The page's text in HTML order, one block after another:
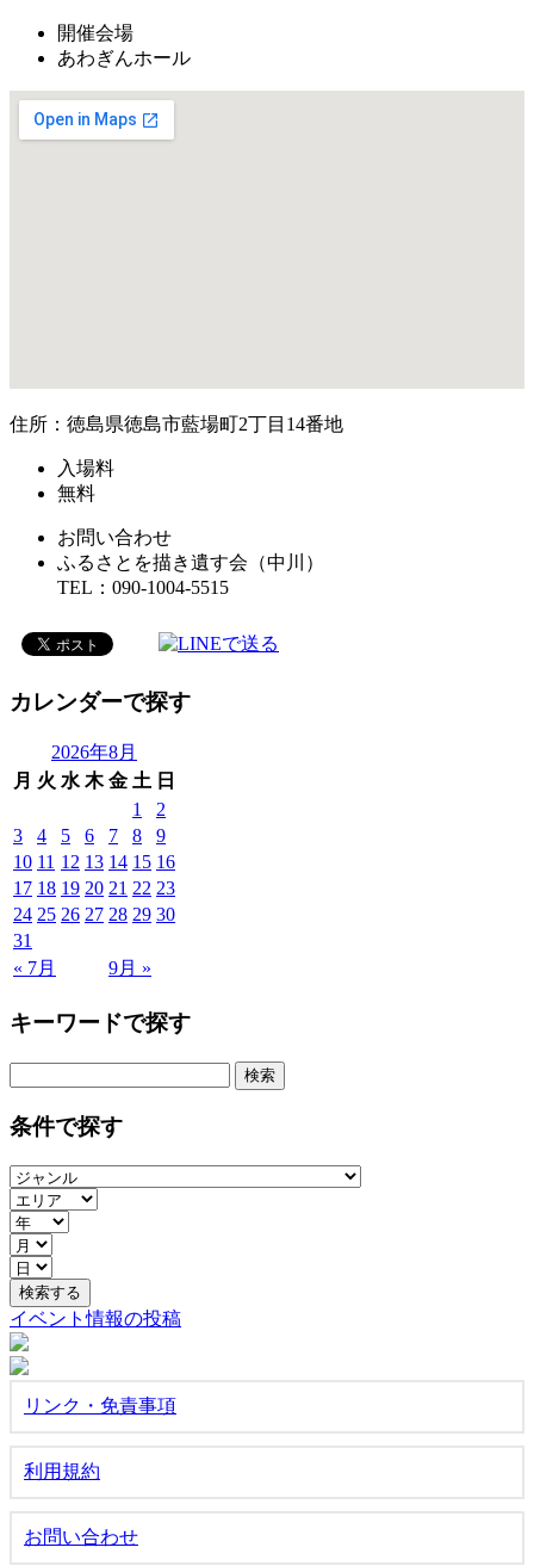
開催会場
あわぎんホール
住所：徳島県徳島市藍場町2丁目14番地
入場料
無料
お問い合わせ
ふるさとを描き遺す会（中川）
TEL：090-1004-5515
カレンダーで探す
2026年8月
月 火 水 木 金 土 日
« 7月 9月 »
1
2
3
4 5 6 7 8
9
10 11 12 13 14 15 16
17 18 19 20 21 22 23
24 25 26 27 28 29 30
31
キーワードで探す
条件で探す
イベント情報の投稿
リンク・免責事項
利用規約
お問い合わせ